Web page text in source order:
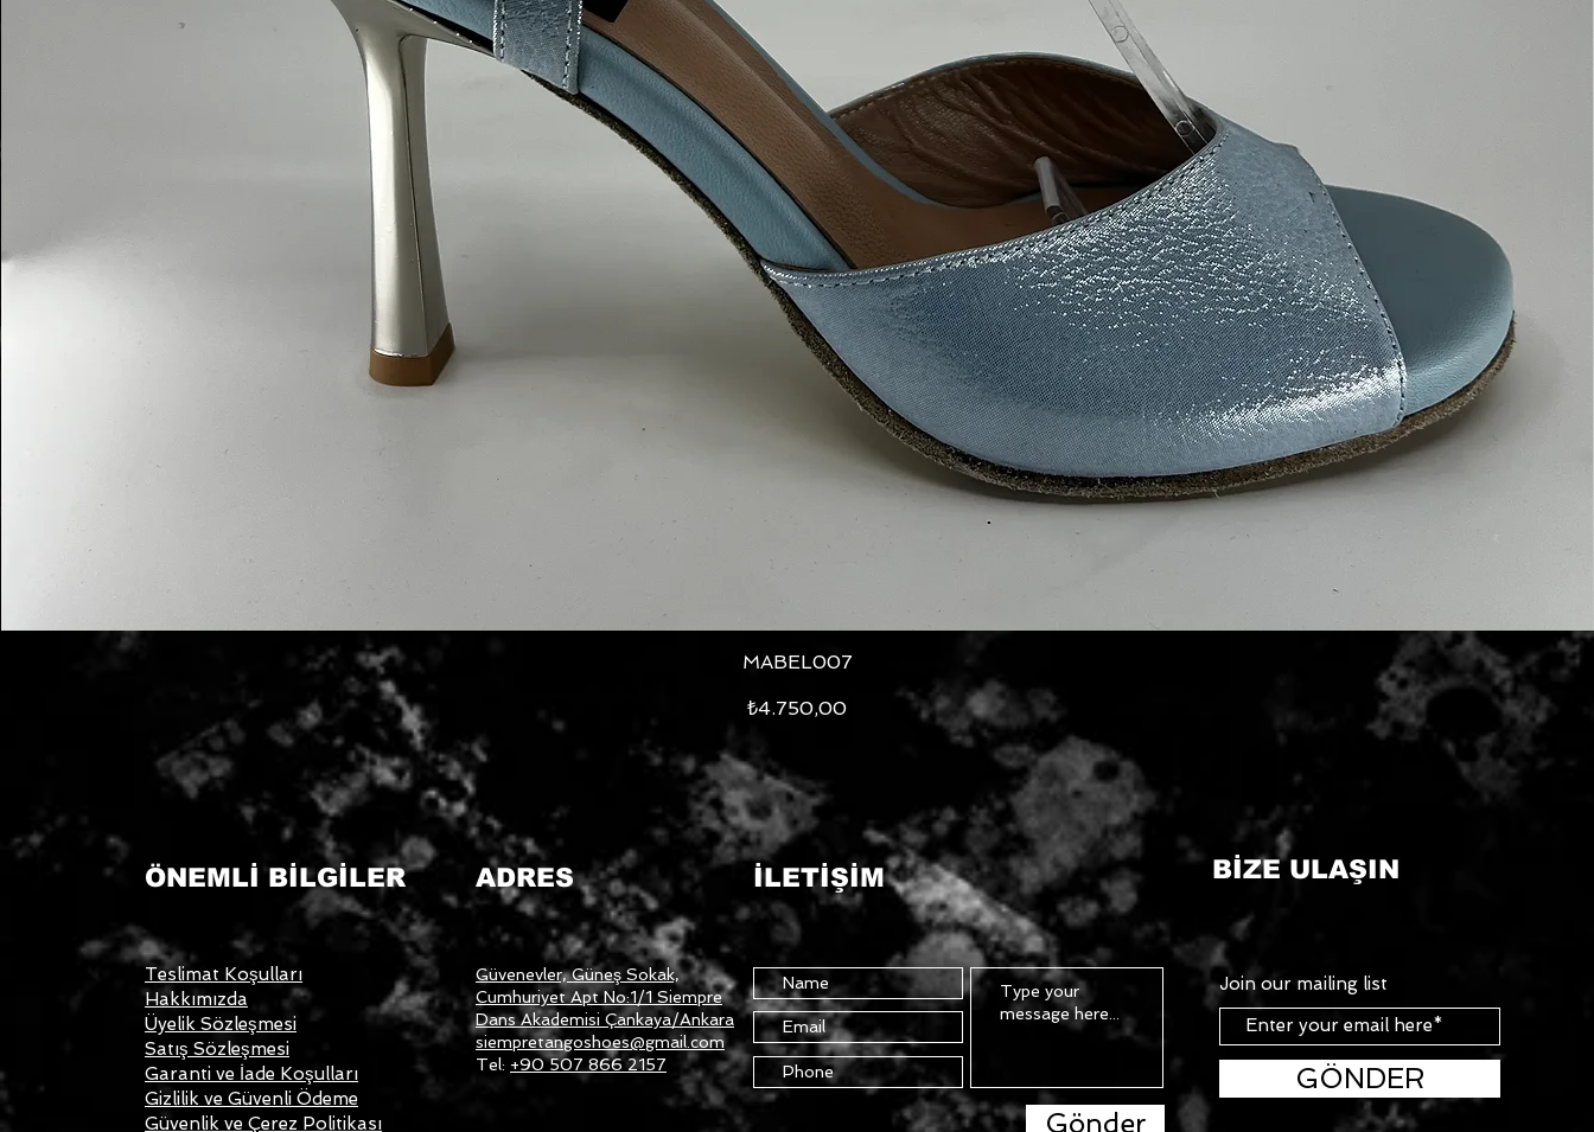
Hızlı Bakış
MABEL007
Fiyat
₺4.750,00
ÖNEMLİ BİLGİLER ADRES İLETİŞİM BİZE ULAŞIN
Teslimat Koşulları
Hakkımızda
Üyelik Sözleşmesi
Satış Sözleşmesi
Garanti ve İade Koşulları
Gizlilik ve Güvenli Ödeme
Güvenlik ve Çerez Politikası
Güvenevler, Güneş Sokak,
Cumhuriyet Apt No:1/1 Siempre
Dans Akademisi Çankaya/Ankara
siempretangoshoes@gmail.com
Tel: +90 507 866 2157
Gönder
Join our mailing list
GÖNDER